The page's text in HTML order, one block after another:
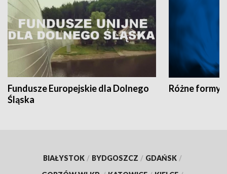
Fundusze Europejskie dla Dolnego
Śląska
Różne formy
BIAŁYSTOK / BYDGOSZCZ / GDAŃSK /